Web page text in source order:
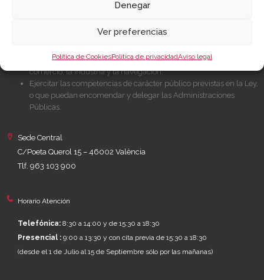
Denegar
Ver preferencias
Política de CookiesPolítica de privacidadAviso legal
de las Administraciones Públicas, dedicada a:
Representar, promocionar y defender los intereses generales del
comercio, la industria y la navegación.
Ejercitar las competencias de carácter público previstas en la Ley,
o que puedan encomendar y delegar las Administraciones
Públicas.
Sede Central
C/Poeta Querol 15 – 46002 València
Tlf. 963 103 900
Horario Atención
Telefónica: 8:30 a 14:00 y de 15:30 a 18:30
Presencial : 9:00 a 13:30 y con cita previa de 15:30 a 18:30
(desde el 1 de Julio al 15 de Septiembre sólo por las mañanas)